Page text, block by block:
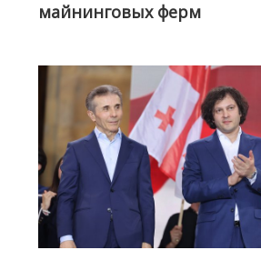
майнинговых ферм